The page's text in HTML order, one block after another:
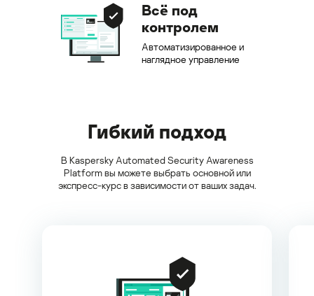
Всё под
контролем
Автоматизированное и
наглядное управление
Гибкий подход
В Kaspersky Automated Security Awareness
Platform вы можете выбрать основной или
экспресс-курс в зависимости от ваших задач.